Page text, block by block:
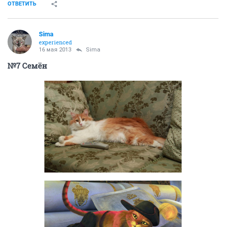
ОТВЕТИТЬ
Sima
experienced
16 мая 2013 Sima
№7 Семён